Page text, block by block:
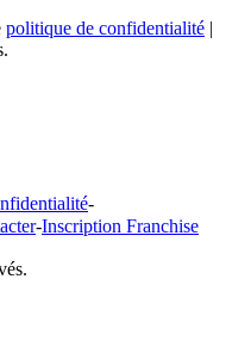
politique de confidentialité |
-
-Inscription Franchise